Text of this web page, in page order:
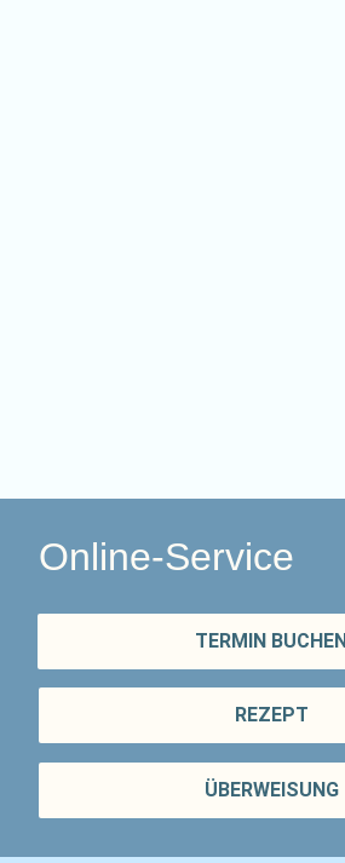
Online-Service
TERMIN
REZEPT
ÜBERWEISUNG